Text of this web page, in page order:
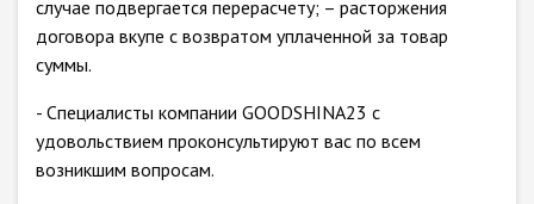
случае подвергается перерасчету; – расторжения
договора вкупе с возвратом уплаченной за товар
суммы.
- Специалисты компании GOODSHINA23 с
удовольствием проконсультируют вас по всем
возникшим вопросам.